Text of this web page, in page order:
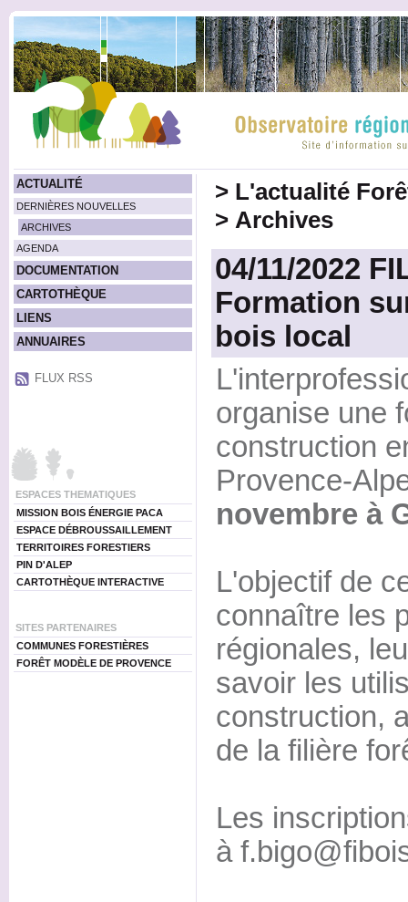
ACTUALITÉ
DERNIÈRES NOUVELLES
ARCHIVES
AGENDA
DOCUMENTATION
CARTOTHÈQUE
LIENS
ANNUAIRES
FLUX RSS
ESPACES THEMATIQUES
MISSION BOIS ÉNERGIE PACA
ESPACE DÉBROUSSAILLEMENT
TERRITOIRES FORESTIERS
PIN D'ALEP
CARTOTHÈQUE INTERACTIVE
SITES PARTENAIRES
COMMUNES FORESTIÈRES
FORÊT MODÈLE DE PROVENCE
> L'actualité
> Archives
04/11/2022
Formation
bois local
organise une
construction
Provence-
novembre à
L'objectif de
connaître les
régionales,
savoir les
construction,
de la filière
Les
à